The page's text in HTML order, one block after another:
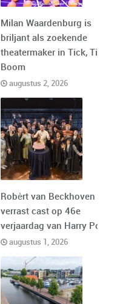
Milan Waardenburg is
briljant als zoekende
theatermaker in Tick, Tick,
Boom
augustus 2, 2026
Robèrt van Beckhoven
verrast cast op 46e
verjaardag van Harry Potter
augustus 1, 2026